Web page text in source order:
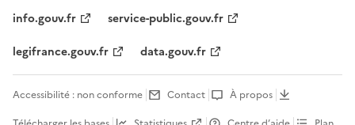
info.gouv.fr
service-public.gouv.fr
legifrance.gouv.fr
data.gouv.fr
Accessibilité : non conforme Contact
À propos